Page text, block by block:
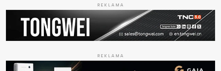
REKLAMA
REKLAMA